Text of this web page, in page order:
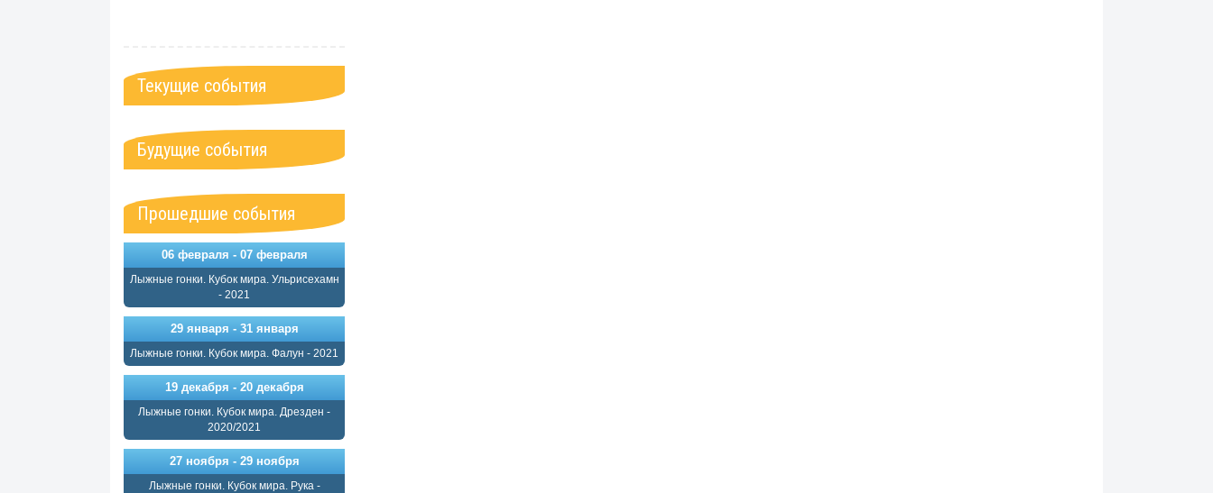
Текущие события
Будущие события
Прошедшие события
06 февраля - 07 февраля
Лыжные гонки. Кубок мира. Ульрисехамн
- 2021
29 января - 31 января
Лыжные гонки. Кубок мира. Фалун - 2021
19 декабря - 20 декабря
Лыжные гонки. Кубок мира. Дрезден -
2020/2021
27 ноября - 29 ноября
Лыжные гонки. Кубок мира. Рука -